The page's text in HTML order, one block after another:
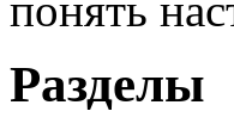
Разделы